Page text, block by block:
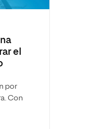
el
por
Con